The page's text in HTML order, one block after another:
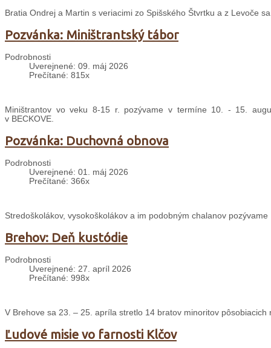
Bratia Ondrej a Martin s veriacimi zo Spišského Štvrtku a z Levoče
Pozvánka: Miništrantský tábor
Podrobnosti
Uverejnené: 09. máj 2026
Prečítané: 815x
Miništrantov vo veku 8-15 r. pozývame v termíne 10. - 15.
v BECKOVE.
Pozvánka: Duchovná obnova
Podrobnosti
Uverejnené: 01. máj 2026
Prečítané: 366x
Stredoškolákov, vysokoškolákov a im podobným chalanov
Brehov: Deň kustódie
Podrobnosti
Uverejnené: 27. apríl 2026
Prečítané: 998x
V Brehove sa 23. – 25. apríla stretlo 14 bratov minoritov pôsobiacich
Ľudové misie vo farnosti Klčov